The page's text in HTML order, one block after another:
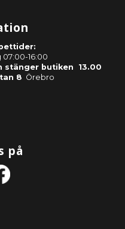
16:00
stänger butiken 13.00
8 Örebro
på